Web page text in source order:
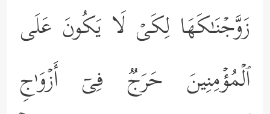
زَوَّجۡنَـٰكَهَا لِكَیۡ لَا یَكُونَ عَلَى
ٱلۡمُؤۡمِنِینَ حَرَجࣱ فِیۤ أَزۡوَ ٰ⁠جِ